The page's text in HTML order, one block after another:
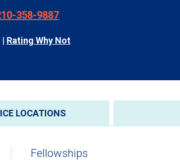
358-9887
Rating Why Not
LOCATIONS
Fellowships